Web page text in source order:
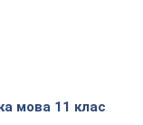
мова 11 клас